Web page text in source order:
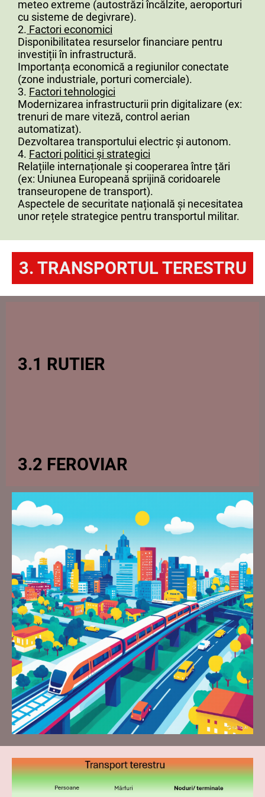
Transport frigorific.
meteo extreme (autostrăzi încălzite, aeroporturi
cu sisteme de degivrare).
2. Factori economici
Disponibilitatea resurselor financiare pentru
investiții în infrastructură.
Importanța economică a regiunilor conectate
(zone industriale, porturi comerciale).
3. Factori tehnologici
Modernizarea infrastructurii prin digitalizare (ex:
trenuri de mare viteză, control aerian
automatizat).
Dezvoltarea transportului electric și autonom.
4. Factori politici și strategici
Relațiile internaționale și cooperarea între țări
(ex: Uniunea Europeană sprijină coridoarele
transeuropene de transport).
Aspectele de securitate națională și necesitatea
unor rețele strategice pentru transportul militar.
3. TRANSPORTUL TERESTRU
3.1 RUTIER
3.2 FEROVIAR